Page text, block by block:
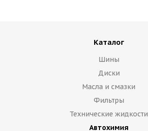
Каталог
Шины
Диски
Масла и смазки
Фильтры
Технические жидкости
Автохимия